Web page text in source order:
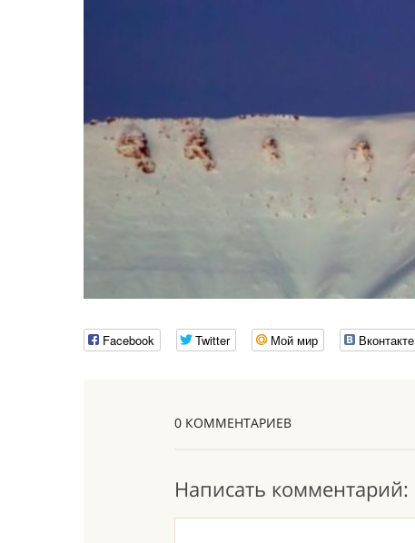
Facebook Twitter Мой мир Вконтакте
0 КОММЕНТАРИЕВ
Написать комментарий: